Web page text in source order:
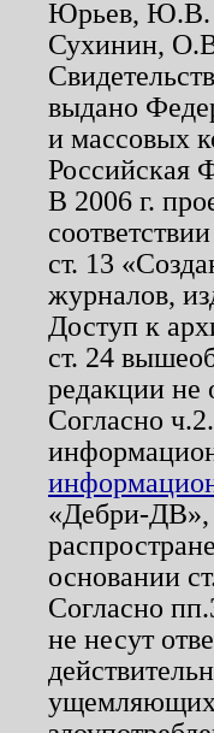
Юрьев, Ю.В.
Сухинин,
выдано
и массовых
Российская
В 2006 г.
ст. 13
журналов,
Доступ к
ст. 24
редакции не
Согласно
«Дебри-ДВ»,
основании
Согласно
не несут
ущемляющих